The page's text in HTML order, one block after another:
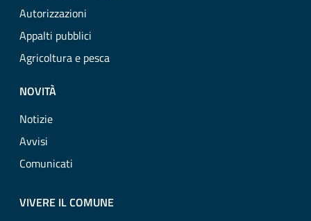
Autorizzazioni
Appalti pubblici
Agricoltura e pesca
NOVITÀ
Notizie
Avvisi
Comunicati
VIVERE IL COMUNE